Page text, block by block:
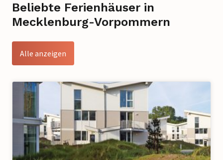
Beliebte Ferienhäuser in
Mecklenburg-Vorpommern
Alle anzeigen